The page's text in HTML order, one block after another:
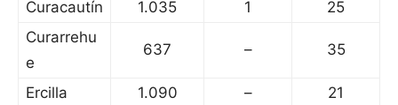
Curacautín
1.035 1
25
Curarrehu
e
637 – 35
Ercilla 1.090 –
21